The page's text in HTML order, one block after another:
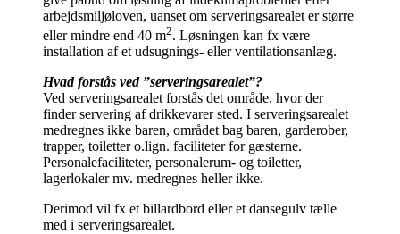
arbejdsmiljøloven, uanset om serveringsarealet er større
eller mindre end 40 m2. Løsningen kan fx være
installation af et udsugnings- eller ventilationsanlæg.
Hvad forstås ved ”serveringsarealet”?
Ved serveringsarealet forstås det område, hvor der
finder servering af drikkevarer sted. I serveringsarealet
medregnes ikke baren, området bag baren, garderober,
trapper, toiletter o.lign. faciliteter for gæsterne.
Personalefaciliteter, personalerum- og toiletter,
lagerlokaler mv. medregnes heller ikke.
Derimod vil fx et billardbord eller et dansegulv tælle
med i serveringsarealet.